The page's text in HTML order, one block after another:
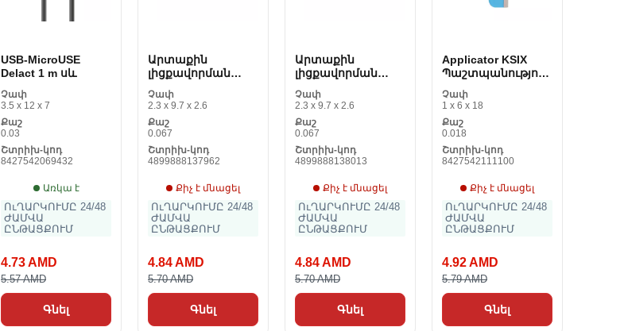
USB-MicroUSE
Delact 1 m սև
Չափ
3.5 x 12 x 7
Քաշ
0.03
Շտրիխ-կոդ
8427542069432
Առկա է
ՈւՂԱՐԿՈՒՄԸ 24/48
ԺԱՄՎԱ
ԸՆԹԱՑՔՈՒՄ
4.73 AMD
5.57 AMD
Գնել
Արտաքին
լիցքավորման
144955
Չափ
2.3 x 9.7 x 2.6
Քաշ
0.067
Շտրիխ-կոդ
4899888137962
Քիչ է մնացել
ՈւՂԱՐԿՈՒՄԸ 24/48
ԺԱՄՎԱ
ԸՆԹԱՑՔՈՒՄ
4.84 AMD
5.70 AMD
Գնել
Արտաքին
լիցքավորման
144955
Չափ
2.3 x 9.7 x 2.6
Քաշ
0.067
Շտրիխ-կոդ
4899888138013
Քիչ է մնացել
ՈւՂԱՐԿՈՒՄԸ 24/48
ԺԱՄՎԱ
ԸՆԹԱՑՔՈՒՄ
4.84 AMD
5.70 AMD
Գնել
Applicator KSIX
Պաշտպանություն
Չափ
1 x 6 x 18
Քաշ
0.018
Շտրիխ-կոդ
8427542111100
Քիչ է մնացել
ՈւՂԱՐԿՈՒՄԸ 24/48
ԺԱՄՎԱ
ԸՆԹԱՑՔՈՒՄ
4.92 AMD
5.79 AMD
Գնել